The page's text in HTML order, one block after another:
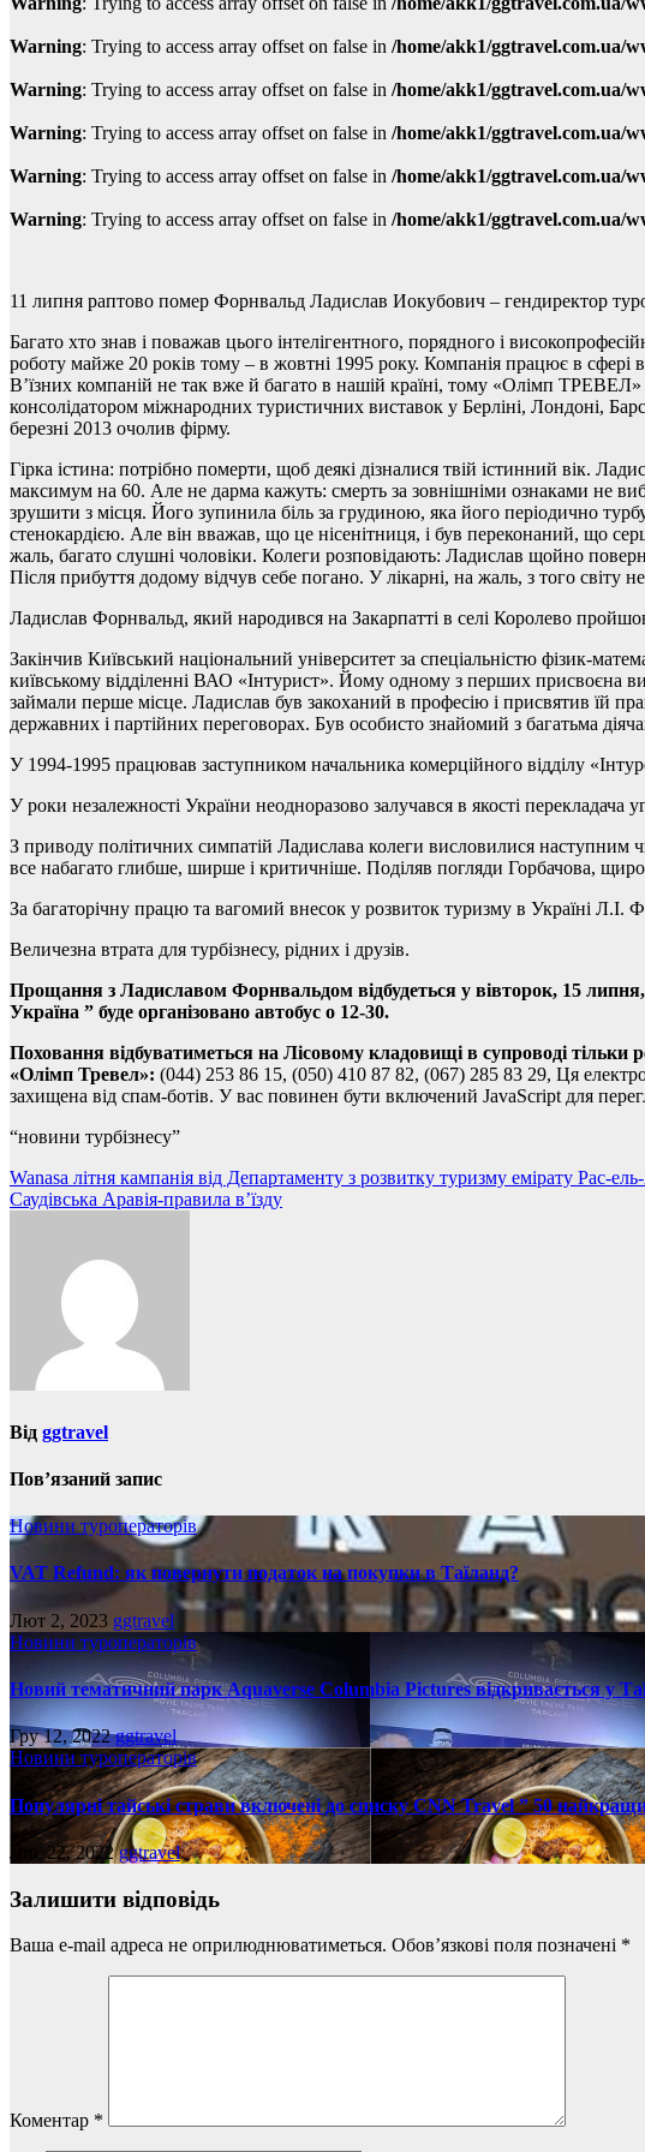
Warning: Trying to access array offset on false in /home/akk1/ggtravel.com.ua/
Warning: Trying to access array offset on false in /home/akk1/ggtravel.com.ua/
Warning: Trying to access array offset on false in /home/akk1/ggtravel.com.ua/
Warning: Trying to access array offset on false in /home/akk1/ggtravel.com.ua/
Warning: Trying to access array offset on false in /home/akk1/ggtravel.com.ua/
11 липня раптово помер Форнвальд Ладислав Иокубович – гендиректор
Багато хто знав і поважав цього інтелігентного, порядного і
роботу майже 20 років тому – в жовтні 1995 року. Компанія працює в сфері
В’їзних компаній не так вже й багато в нашій країні, тому «Олімп
консолідатором міжнародних туристичних виставок у Берліні, Лондоні,
березні 2013 очолив фірму.
Гірка істина: потрібно померти, щоб деякі дізналися твій істинний вік.
максимум на 60. Але не дарма кажуть: смерть за зовнішніми ознаками не
зрушити з місця. Його зупинила біль за грудиною, яка його періодично
стенокардією. Але він вважав, що це нісенітниця, і був переконаний, що
жаль, багато слушні чоловіки. Колеги розповідають: Ладислав щойно
Після прибуття додому відчув себе погано. У лікарні, на жаль, з того світу
Ладислав Форнвальд, який народився на Закарпатті в селі Королево
Закінчив Київський національний університет за спеціальністю фізик-
київському відділенні ВАО «Інтурист». Йому одному з перших присвоєна
займали перше місце. Ладислав був закоханий в професію і присвятив їй
державних і партійних переговорах. Був особисто знайомий з багатьма
У 1994-1995 працював заступником начальника комерційного відділу
У роки незалежності України неодноразово залучався в якості перекладача
З приводу політичних симпатій Ладислава колеги висловилися наступним
все набагато глибше, ширше і критичніше. Поділяв погляди Горбачова, щиро
За багаторічну працю та вагомий внесок у розвиток туризму в Україні
Величезна втрата для турбізнесу, рідних і друзів.
Прощання з Ладиславом Форнвальдом відбудеться у вівторок, 15
Україна ” буде організовано автобус о 12-30.
Поховання відбуватиметься на Лісовому кладовищі в супроводі тільки
«Олімп Тревел»: (044) 253 86 15, (050) 410 87 82, (067) 285 83 29, Ця
захищена від спам-ботів. У вас повинен бути включений JavaScript для
“новини турбізнесу”
Навігація
записів
Wanasa літня кампанія від Департаменту з розвитку туризму емірату Рас-
Саудівська Аравія-правила в’їзду
Від ggtravel
Пов’язаний запис
Новини туроператорів
VAT Refund: як повернути податок на покупки в Таїланд?
Лют 2, 2023 ggtravel
Новини туроператорів
Новий тематичний парк Aquaverse Columbia Pictures відкривається у
Гру 12, 2022ggtravel
Новини туроператорів
Популярні тайські страви включені до списку CNN Travel ” 50
Лис 22, 2022ggtravel
Залишити відповідь
Ваша e-mail адреса не оприлюднюватиметься. Обов’язкові поля позначені *
Коментар *